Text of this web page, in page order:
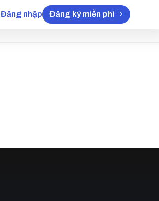
Đăng nhập Đăng ký miễn phí